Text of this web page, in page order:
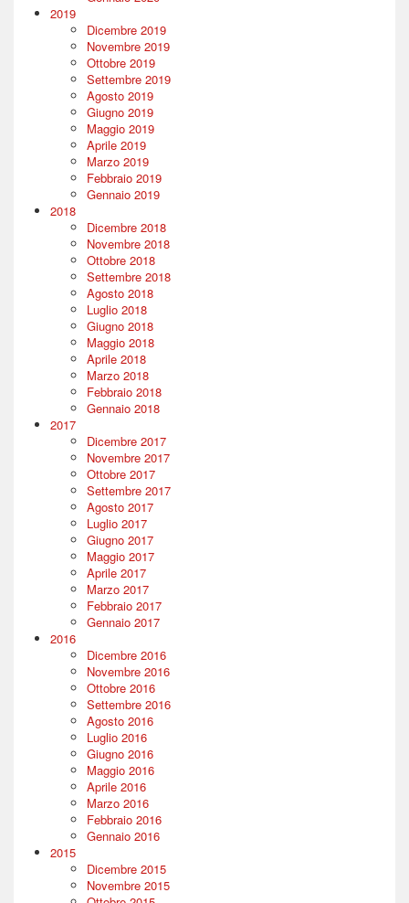
2019
Dicembre 2019
Novembre 2019
Ottobre 2019
Settembre 2019
Agosto 2019
Giugno 2019
Maggio 2019
Aprile 2019
Marzo 2019
Febbraio 2019
Gennaio 2019
2018
Dicembre 2018
Novembre 2018
Ottobre 2018
Settembre 2018
Agosto 2018
Luglio 2018
Giugno 2018
Maggio 2018
Aprile 2018
Marzo 2018
Febbraio 2018
Gennaio 2018
2017
Dicembre 2017
Novembre 2017
Ottobre 2017
Settembre 2017
Agosto 2017
Luglio 2017
Giugno 2017
Maggio 2017
Aprile 2017
Marzo 2017
Febbraio 2017
Gennaio 2017
2016
Dicembre 2016
Novembre 2016
Ottobre 2016
Settembre 2016
Agosto 2016
Luglio 2016
Giugno 2016
Maggio 2016
Aprile 2016
Marzo 2016
Febbraio 2016
Gennaio 2016
2015
Dicembre 2015
Novembre 2015